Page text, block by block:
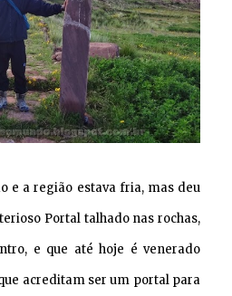
e a região estava fria, mas deu
Portal talhado nas rochas,
e que até hoje é venerado
acreditam ser um portal para